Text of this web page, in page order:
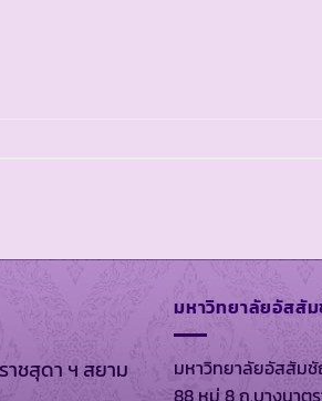
ชสุดา ฯ สยาม
มหาวิทยาลัยอัสสั
มหาวิทยาลัยอัสสัม
88 หมู่ 8 ถ.บางนาต